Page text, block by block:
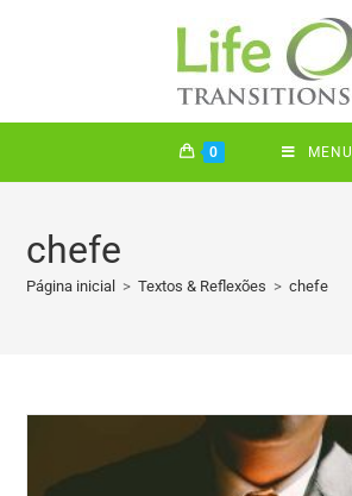
0 MENU
chefe
Página inicial > Textos & Reflexões > chefe